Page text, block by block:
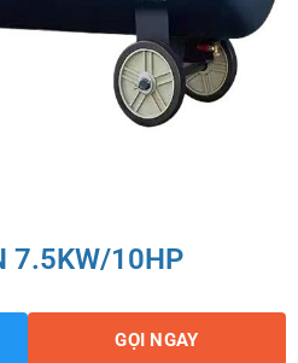
7.5KW/10HP
GỌI NGAY